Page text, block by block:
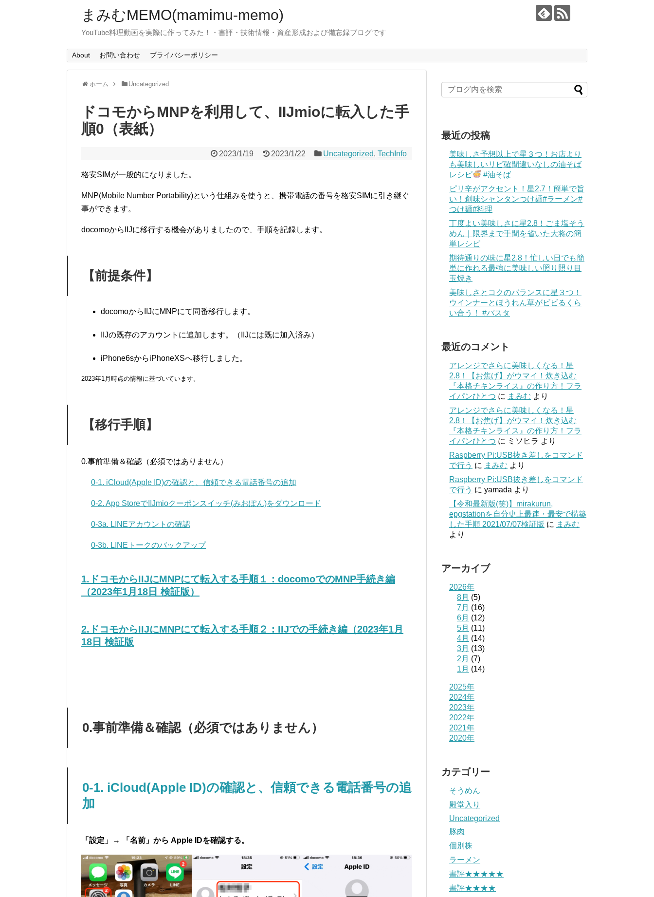
まみむMEMO(mamimu-memo)
YouTube料理動画を実際に作ってみた！・書評・技術情報・資産形成および備忘録ブログです
About お問い合わせ プライバシーポリシー
ホーム Uncategorized
ドコモからMNPを利用して、IIJmioに転入した手
順0（表紙）
2023/1/19 2023/1/22 Uncategorized, TechInfo
格安SIMが一般的になりました。
MNP(Mobile Number Portability)という仕組みを使うと、携帯電話の番号を格安SIMに引き継ぐ
事ができます。
docomoからIIJに移行する機会がありましたので、手順を記録します。
【前提条件】
docomoからIIJにMNPにて同番移行します。
IIJの既存のアカウントに追加します。（IIJには既に加入済み）
iPhone6sからiPhoneXSへ移行しました。
2023年1月時点の情報に基づいています。
【移行手順】
0.事前準備＆確認（必須ではありません）
0-1. iCloud(Apple ID)の確認と、信頼できる電話番号の追加
0-2. App StoreでIIJmioクーポンスイッチ(みおぽん)をダウンロード
0-3a. LINEアカウントの確認
0-3b. LINEトークのバックアップ
1.ドコモからIIJにMNPにて転入する手順１：docomoでのMNP手続き編
（2023年1月18日 検証版）
2.ドコモからIIJにMNPにて転入する手順２：IIJでの手続き編（2023年1月
18日 検証版
0.事前準備＆確認（必須ではありません）
0-1. iCloud(Apple ID)の確認と、信頼できる電話番号の追
加
「設定」→ 「名前」から Apple IDを確認する。
最近の投稿
美味しさ予想以上で星３つ！お店より
も美味しいリピ確間違いなしの油そば
レシピ
#油そば
ピリ辛がアクセント！星2.7！簡単で旨
い！創味シャンタンつけ麺#ラーメン#
つけ麺#料理
丁度よい美味しさに星2.8！ごま塩そう
めん｜限界まで手間を省いた大将の簡
単レシピ
期待通りの味に星2.8！忙しい日でも簡
単に作れる最強に美味しい照り照り目
玉焼き
美味しさとコクのバランスに星３つ！
ウインナーとほうれん草がビビるくら
い合う！ #パスタ
最近のコメント
アレンジでさらに美味しくなる！星
2.8！【お焦げ】がウマイ！炊き込む
『本格チキンライス』の作り方！フラ
イパンひとつ に まみむ より
アレンジでさらに美味しくなる！星
2.8！【お焦げ】がウマイ！炊き込む
『本格チキンライス』の作り方！フラ
イパンひとつ に ミソヒラ より
Raspberry Pi:USB抜き差しをコマンド
で行う に まみむ より
Raspberry Pi:USB抜き差しをコマンド
で行う に yamada より
【令和最新版(笑)】mirakurun,
epgstationを自分史上最速・最安で構築
した手順 2021/07/07検証版 に まみむ
より
アーカイブ
2026年
8月 (5)
7月 (16)
6月 (12)
5月 (11)
4月 (14)
3月 (13)
2月 (7)
1月 (14)
2025年
2024年
2023年
2022年
2021年
2020年
カテゴリー
そうめん
殿堂入り
Uncategorized
豚肉
個別株
ラーメン
書評★★★★★
書評★★★★